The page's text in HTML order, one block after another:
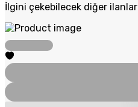
İlgini çekebilecek diğer ilanlar